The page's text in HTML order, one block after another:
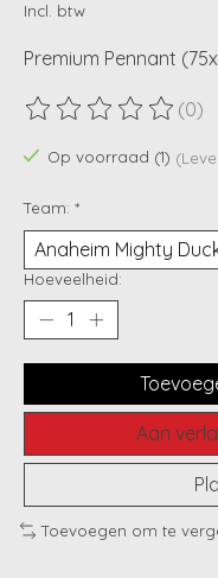
Incl. btw
Premium Pennant
De beoordeling van
(0)
Op voorraad (1)
Team: *
Hoeveelheid:
Aan
Toevoegen om te